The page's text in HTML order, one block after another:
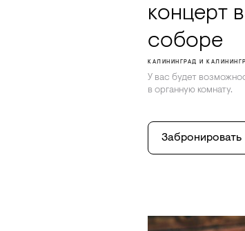
концерт
соборе
КАЛИНИНГРАД И
У вас будет
в органную комнату.
Забронировать